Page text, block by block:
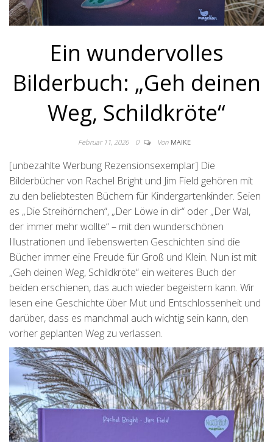
Ein wundervolles
Bilderbuch: „Geh deinen
Weg, Schildkröte“
Februar 11, 2026 0 Von MAIKE
[unbezahlte Werbung Rezensionsexemplar] Die
Bilderbücher von Rachel Bright und Jim Field gehören mit
zu den beliebtesten Büchern für Kindergartenkinder. Seien
es „Die Streihörnchen“, „Der Löwe in dir“ oder „Der Wal,
der immer mehr wollte“ – mit den wunderschönen
Illustrationen und liebenswerten Geschichten sind die
Bücher immer eine Freude für Groß und Klein. Nun ist mit
„Geh deinen Weg, Schildkröte“ ein weiteres Buch der
beiden erschienen, das auch wieder begeistern kann. Wir
lesen eine Geschichte über Mut und Entschlossenheit und
darüber, dass es manchmal auch wichtig sein kann, den
vorher geplanten Weg zu verlassen.